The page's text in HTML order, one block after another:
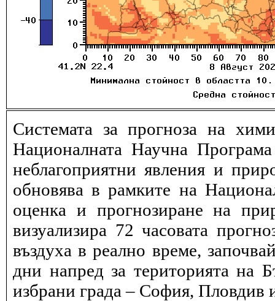
Системата за прогноза на
Националната Научна
неблагоприятни явления и
обновява в рамките на
оценка и прогнозиране на
визуализира 72 часовата
въздуха в реално време,
дни напред за територията на
избрани града – София, Пловдив